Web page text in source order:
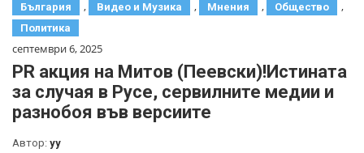
България , Видео и Музика , Мнения , Общество ,
Политика
септември 6, 2025
PR акция на Митов (Пеевски)!Истината
за случая в Русе, сервилните медии и
разнобоя във версиите
Автор: yy